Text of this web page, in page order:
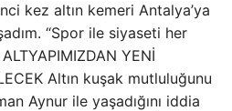
kez altın kemeri Antalya’ya
“Spor ile siyaseti her
YENİ
Altın kuşak mutluluğunu
Aynur ile yaşadığını iddia